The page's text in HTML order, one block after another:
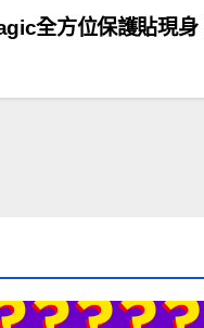
全方位保護貼現身